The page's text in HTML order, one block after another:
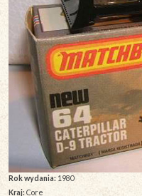
Rok wydania: 1980
Kraj:Core